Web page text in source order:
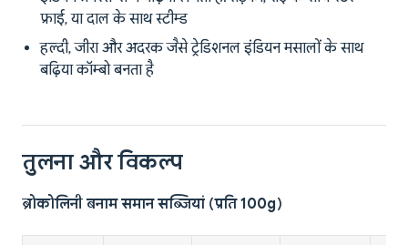
फ्राई, या दाल के साथ स्टीम्ड
हल्दी, जीरा और अदरक जैसे ट्रेडिशनल इंडियन मसालों के साथ
बढ़िया कॉम्बो बनता है
तुलना और विकल्प
ब्रोकोलिनी बनाम समान सब्जियां (प्रति 100g)